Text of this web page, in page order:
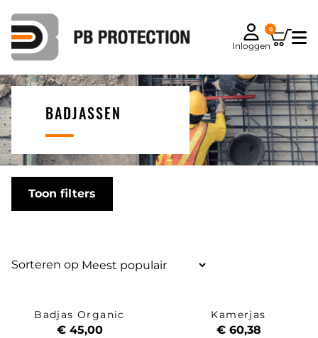
Inloggen
0
BADJASSEN
Toon filters
Sorteren op
Badjas Organic
€ 45,00
Kamerjas
€ 60,38